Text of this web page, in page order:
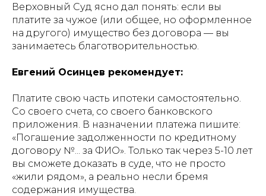
Верховный Суд ясно дал понять: если вы
платите за чужое (или общее, но оформленное
на другого) имущество без договора — вы
занимаетесь благотворительностью.
Евгений Осинцев рекомендует:
Платите свою часть ипотеки самостоятельно.
Со своего счета, со своего банковского
приложения. В назначении платежа пишите:
«Погашение задолженности по кредитному
договору №... за ФИО». Только так через 5-10 лет
вы сможете доказать в суде, что не просто
«жили рядом», а реально несли бремя
содержания имущества.